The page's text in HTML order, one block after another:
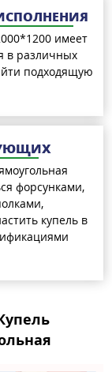
имеет
в различных
подходящую
форсунками,
купель в